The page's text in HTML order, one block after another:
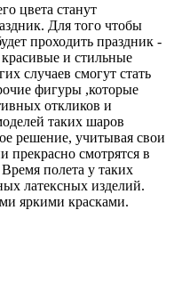
цвета станут
Для того чтобы
проходить праздник -
и стильные
случаев смогут стать
фигуры ,которые
откликов и
таких шаров
решение, учитывая свои
смотрятся в
полета у таких
латексных изделий.
яркими красками.